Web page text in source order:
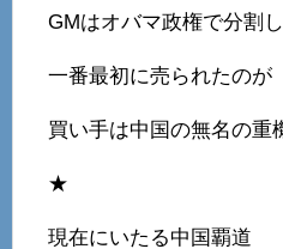
GMはオバマ政権で分割
一番最初に売られたのが
買い手は中国の無名の重
★
現在にいたる中国覇道